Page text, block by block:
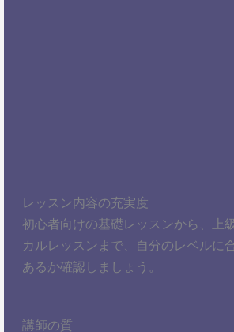
レッスン内容の充実度
初心者向けの基礎レッスンから、上
カルレッスンまで、自分のレベルに
あるか確認しましょう。
講師の質